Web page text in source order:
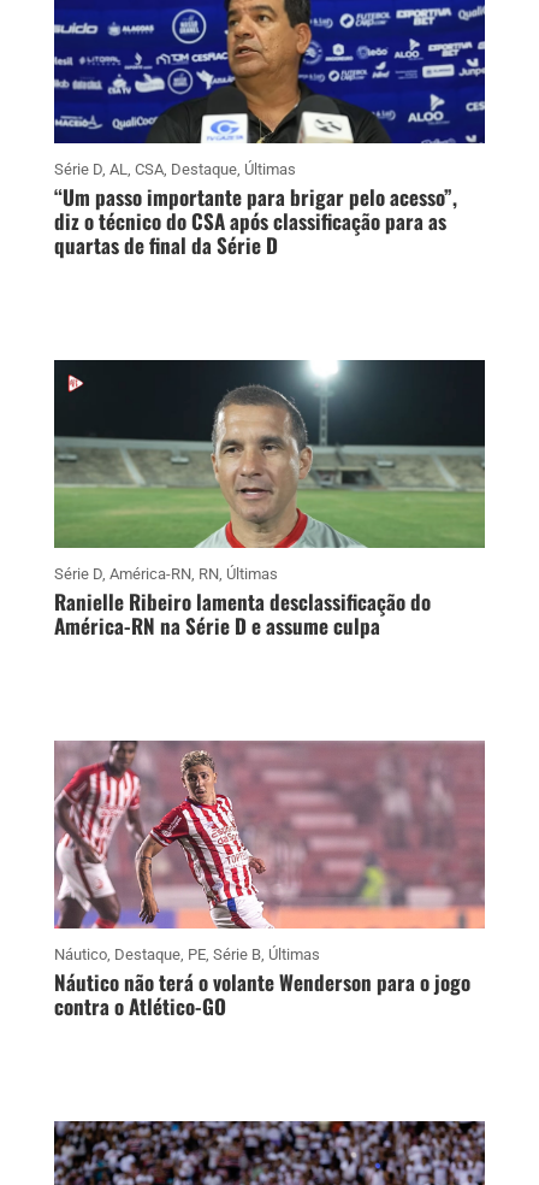
Série D, AL, CSA, Destaque, Últimas
“Um passo importante para brigar pelo acesso”,
diz o técnico do CSA após classificação para as
quartas de final da Série D
Série D, América-RN, RN, Últimas
Ranielle Ribeiro lamenta desclassificação do
América-RN na Série D e assume culpa
Náutico, Destaque, PE, Série B, Últimas
Náutico não terá o volante Wenderson para o jogo
contra o Atlético-GO